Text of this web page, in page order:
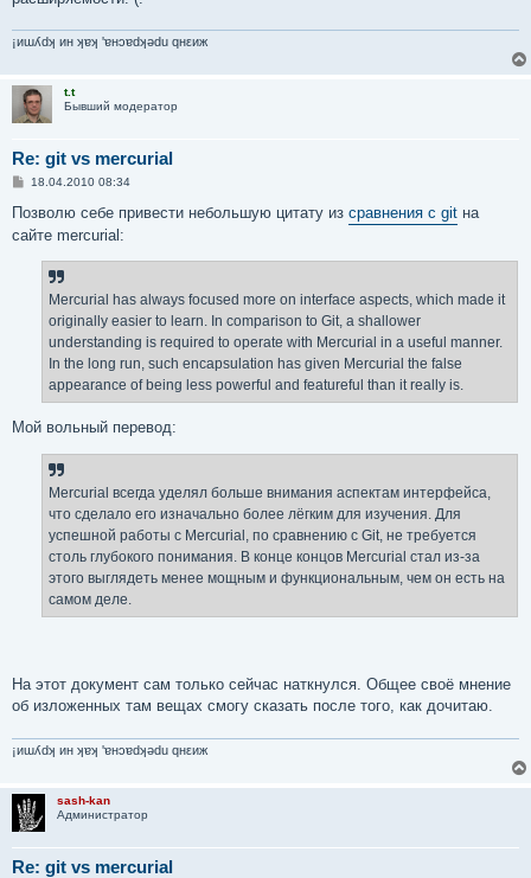
¡иɯʎdʞ ин ʞɐʞ 'ɐнɔɐdʞǝdu qнεиж
t.t
Бывший модератор
Re: git vs mercurial
С
о
щ
18.04.2010 08:34
Позволю себе привести небольшую цитату из сравнения с git на
сайте mercurial:
Mercurial has always focused more on interface aspects, which made it
originally easier to learn. In comparison to Git, a shallower
understanding is required to operate with Mercurial in a useful manner.
In the long run, such encapsulation has given Mercurial the false
appearance of being less powerful and featureful than it really is.
Мой вольный перевод:
Mercurial всегда уделял больше внимания аспектам интерфейса,
что сделало его изначально более лёгким для изучения. Для
успешной работы с Mercurial, по сравнению с Git, не требуется
столь глубокого понимания. В конце концов Mercurial стал из-за
этого выглядеть менее мощным и функциональным, чем он есть на
самом деле.
На этот документ сам только сейчас наткнулся. Общее своё мнение
об изложенных там вещах смогу сказать после того, как дочитаю.
¡иɯʎdʞ ин ʞɐʞ 'ɐнɔɐdʞǝdu qнεиж
sash-kan
Администратор
Re: git vs mercurial